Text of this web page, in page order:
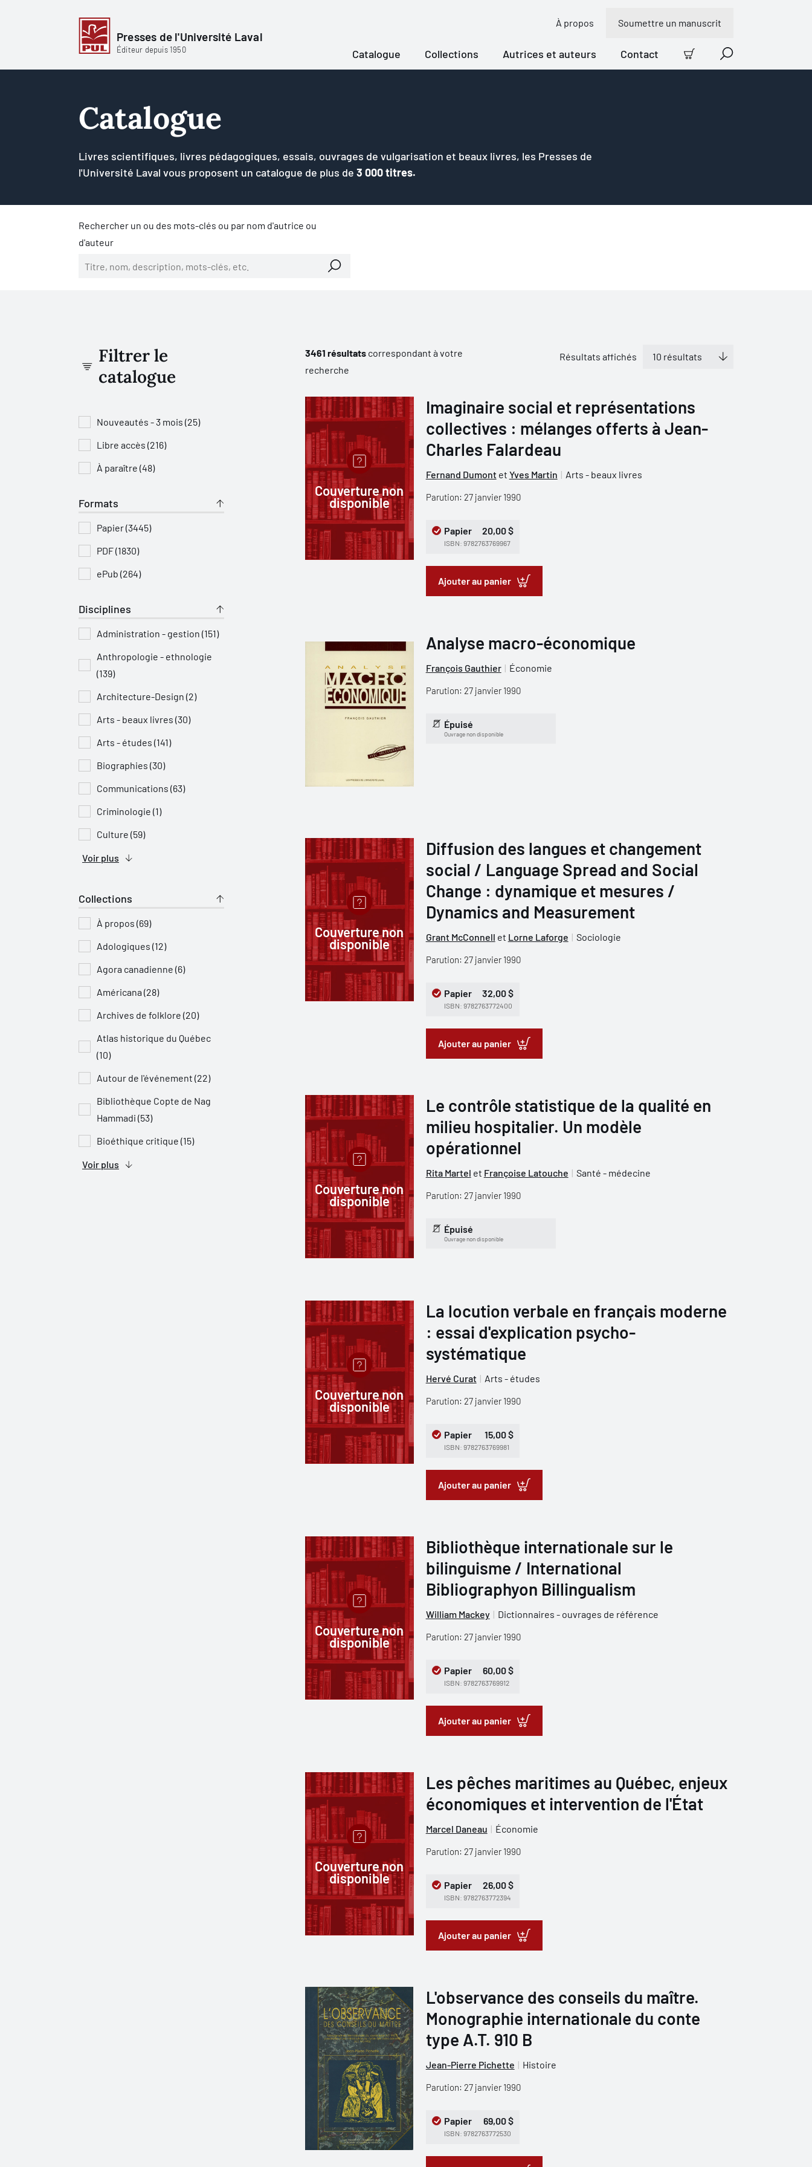
Presses de l'Université Laval
Éditeur depuis 1950
À propos Soumettre un manuscrit
Catalogue Collections Autrices et auteurs Contact
Panier Recherche
Catalogue
Livres scientifiques, livres pédagogiques, essais, ouvrages de vulgarisation et beaux livres, les Presses de
l'Université Laval vous proposent un catalogue de plus de 3 000 titres.
Rechercher un ou des mots-clés ou par nom d'autrice ou
d'auteur
Filtrer le
catalogue
Nouveautés - 3 mois (25)
Libre accès (216)
À paraître (48)
Formats
Papier (3445)
PDF (1830)
ePub (264)
Disciplines
Administration - gestion (151)
Anthropologie - ethnologie
(139)
Architecture-Design (2)
Arts - beaux livres (30)
Arts - études (141)
Biographies (30)
Communications (63)
Criminologie (1)
Culture (59)
Voir plus
Collections
À propos (69)
Adologiques (12)
Agora canadienne (6)
Américana (28)
Archives de folklore (20)
Atlas historique du Québec
(10)
Autour de l'événement (22)
Bibliothèque Copte de Nag
Hammadi (53)
Bioéthique critique (15)
Voir plus
3461 résultatscorrespondant à votre
recherche
Résultats affichés
Couverture non
disponible
Imaginaire social et représentations
collectives : mélanges offerts à Jean-
Charles Falardeau
Fernand Dumontet Yves Martin Arts - beaux livres
Parution: 27 janvier 1990
Papier 20,00 $
ISBN: 9782763769967
Ajouter au panier
Analyse macro-économique
François Gauthier Économie
Parution: 27 janvier 1990
Épuisé
Ouvrage non disponible
Couverture non
disponible
Diffusion des langues et changement
social / Language Spread and Social
Change : dynamique et mesures /
Dynamics and Measurement
Grant McConnell et Lorne Laforge Sociologie
Parution: 27 janvier 1990
Papier 32,00 $
ISBN: 9782763772400
Ajouter au panier
Couverture non
disponible
Le contrôle statistique de la qualité en
milieu hospitalier. Un modèle
opérationnel
Rita Martel et Françoise Latouche Santé - médecine
Parution: 27 janvier 1990
Épuisé
Ouvrage non disponible
Couverture non
disponible
La locution verbale en français moderne
: essai d'explication psycho-
systématique
Hervé Curat Arts - études
Parution: 27 janvier 1990
Papier 15,00 $
ISBN: 9782763769981
Ajouter au panier
Couverture non
disponible
Bibliothèque internationale sur le
bilinguisme / International
Bibliographyon Billingualism
William Mackey Dictionnaires - ouvrages de référence
Parution: 27 janvier 1990
Papier 60,00 $
ISBN: 9782763769912
Ajouter au panier
Couverture non
disponible
Les pêches maritimes au Québec, enjeux
économiques et intervention de l'État
Marcel Daneau Économie
Parution: 27 janvier 1990
Papier 26,00 $
ISBN: 9782763772394
Ajouter au panier
L'observance des conseils du maître.
Monographie internationale du conte
type A.T. 910 B
Jean-Pierre Pichette Histoire
Parution: 27 janvier 1990
Papier 69,00 $
ISBN: 9782763772530